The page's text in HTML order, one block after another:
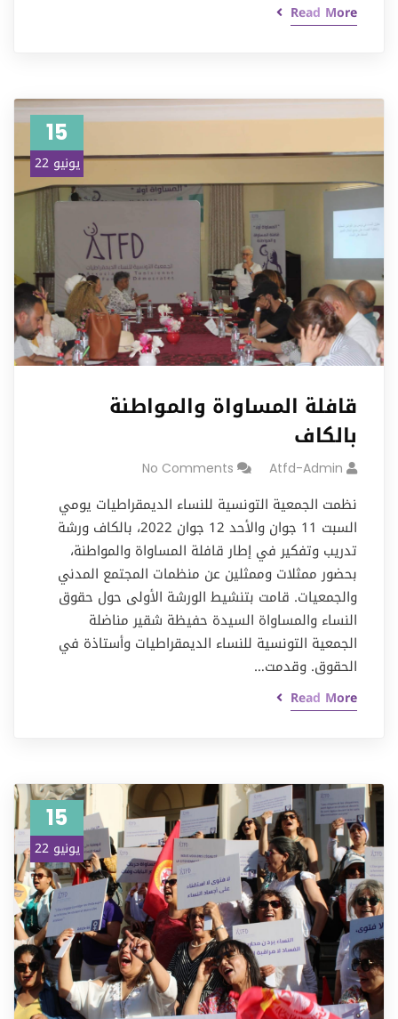
Read More
15
يونيو 22
قافلة المساواة والمواطنة
بالكاف
Atfd-Admin
No Comments
نظمت الجمعية التونسية للنساء الديمقراطيات يومي
السبت 11 جوان والأحد 12 جوان 2022، بالكاف ورشة
تدريب وتفكير في إطار قافلة المساواة والمواطنة،
بحضور ممثلات وممثلين عن منظمات المجتمع المدني
والجمعيات. قامت بتنشيط الورشة الأولى حول حقوق
النساء والمساواة السيدة حفيظة شقير مناضلة
الجمعية التونسية للنساء الديمقراطيات وأستاذة في
الحقوق. وقدمت…
Read More
15
يونيو 22